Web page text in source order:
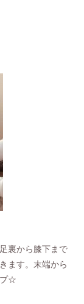
裏から膝下まで
ます。末端から
プ☆